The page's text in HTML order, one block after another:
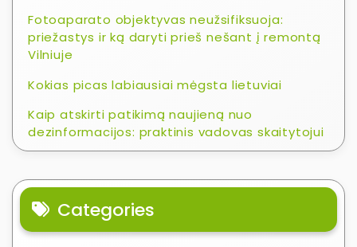
Fotoaparato objektyvas neužsifiksuoja:
priežastys ir ką daryti prieš nešant į remontą
Vilniuje
Kokias picas labiausiai mėgsta lietuviai
Kaip atskirti patikimą naujieną nuo
dezinformacijos: praktinis vadovas skaitytojui
Categories